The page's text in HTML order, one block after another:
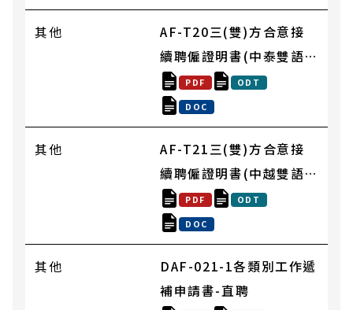
其他
AF-T20三(雙)方合意接
續聘僱證明書(中泰雙語
版) PDF ODT
DOC
其他
AF-T21三(雙)方合意接
續聘僱證明書(中越雙語
版) PDF ODT
DOC
其他
DAF-021-1各類別工作遞
補申請書-直聘